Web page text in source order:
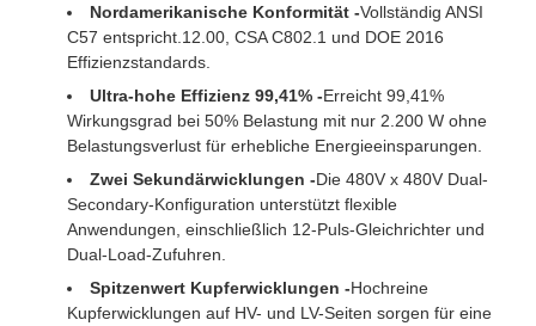
Nordamerikanische Konformität -Vollständig ANSI
C57 entspricht.12.00, CSA C802.1 und DOE 2016
Effizienzstandards.
Ultra-hohe Effizienz 99,41% -Erreicht 99,41%
Wirkungsgrad bei 50% Belastung mit nur 2.200 W ohne
Belastungsverlust für erhebliche Energieeinsparungen.
Zwei Sekundärwicklungen -Die 480V x 480V Dual-
Secondary-Konfiguration unterstützt flexible
Anwendungen, einschließlich 12-Puls-Gleichrichter und
Dual-Load-Zufuhren.
Spitzenwert Kupferwicklungen -Hochreine
Kupferwicklungen auf HV- und LV-Seiten sorgen für eine